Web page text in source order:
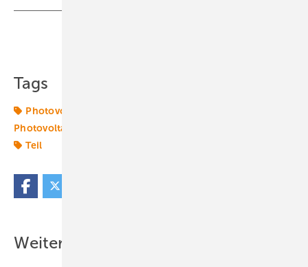
Tags
Photovoltaik
Photovoltaikmarkt
Teil
Weitere Inhalte